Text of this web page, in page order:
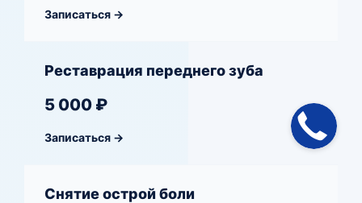
Записаться →
Реставрация переднего зуба
5 000 ₽
Записаться →
Снятие острой боли